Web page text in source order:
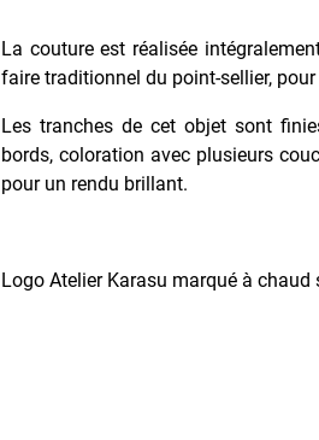
La couture est réalisée
faire traditionnel du point-sellier,
Les tranches de cet objet sont
bords, coloration avec plusieurs
pour un rendu brillant.
Logo Atelier Karasu marqué à chaud